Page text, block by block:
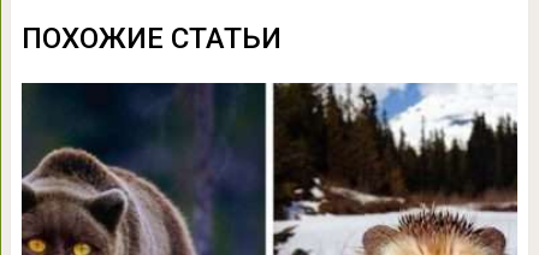
ПОХОЖИЕ СТАТЬИ